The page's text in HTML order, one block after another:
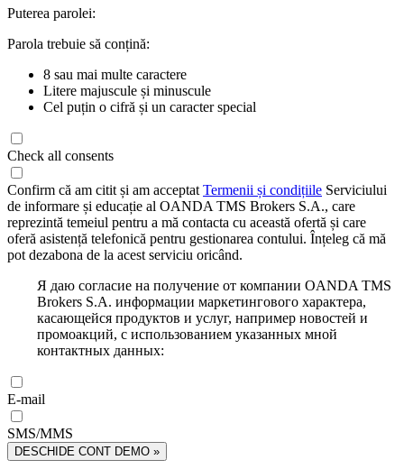
Puterea parolei:
Parola trebuie să conțină:
8 sau mai multe caractere
Litere majuscule și minuscule
Cel puțin o cifră și un caracter special
Check all consents
Confirm că am citit și am acceptat Termenii și condițiile Serviciului
de informare și educație al OANDA TMS Brokers S.A., care
reprezintă temeiul pentru a mă contacta cu această ofertă și care
oferă asistență telefonică pentru gestionarea contului. Înțeleg că mă
pot dezabona de la acest serviciu oricând.
Я даю согласие на получение от компании OANDA TMS
Brokers S.A. информации маркетингового характера,
касающейся продуктов и услуг, например новостей и
промоакций, с использованием указанных мной
контактных данных:
E-mail
SMS/MMS
DESCHIDE CONT DEMO »